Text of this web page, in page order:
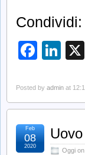
Condividi:
Posted by admin at
Oggi
Feb
08
2020